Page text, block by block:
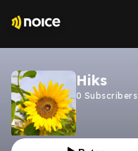
Hiks
0 Subscribers